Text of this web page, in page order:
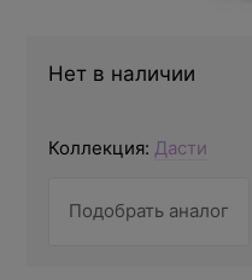
Нет в наличии
Коллекция: Дасти
Подобрать аналог